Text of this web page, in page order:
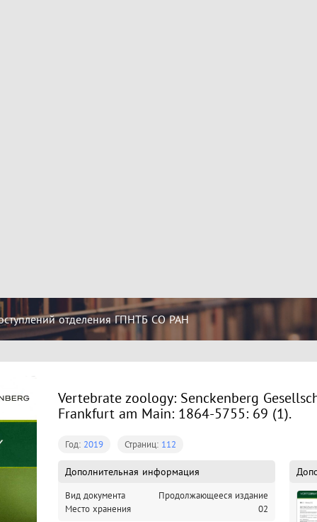
отделения ГПНТБ СО РАН
Vertebrate zoology: Senckenberg
Frankfurt am Main: 1864-5755: 69 (1).
Год: 2019 Страниц: 112
Дополнительная информация
Вид документа
Продолжающееся издание
Место хранения
02